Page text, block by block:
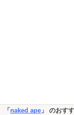
「 naked ape 」 のおす